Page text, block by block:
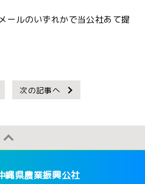
ールのいずれかで当公社あて提
次の記事へ
縄県農業振興公社